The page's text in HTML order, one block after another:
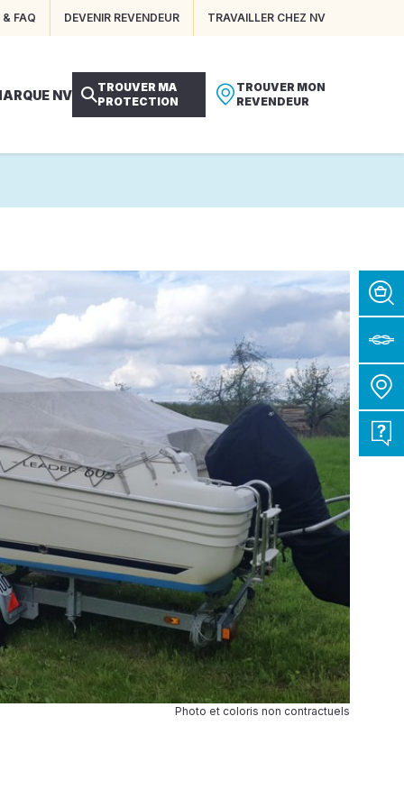
& FAQ DEVENIR REVENDEUR TRAVAILLER CHEZ NV
NV
TROUVER MA
PROTECTION
TROUVER MON
REVENDEUR
Photo et coloris non contractuels